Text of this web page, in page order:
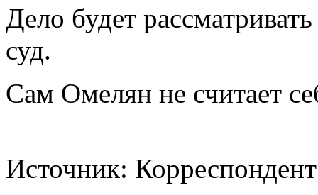
Дело будет
суд.
Сам Омелян не считает
Источник: Корреспондент